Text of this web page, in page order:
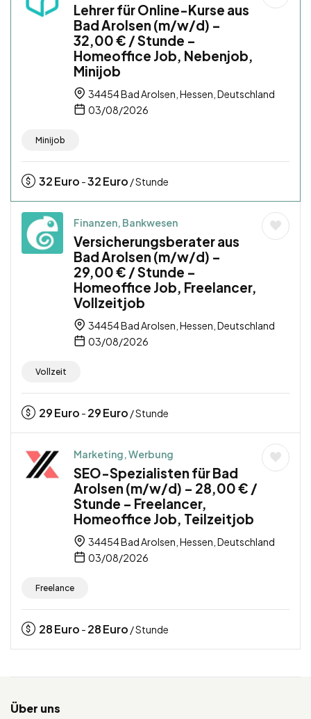
Lehrer für Online-Kurse aus
Bad Arolsen (m/w/d) –
32,00 € / Stunde –
Homeoffice Job, Nebenjob,
Minijob
34454 Bad Arolsen, Hessen, Deutschland
03/08/2026
Minijob
32Euro -32Euro / Stunde
Finanzen, Bankwesen
Versicherungsberater aus
Bad Arolsen (m/w/d) –
29,00 € / Stunde –
Homeoffice Job, Freelancer,
Vollzeitjob
34454 Bad Arolsen, Hessen, Deutschland
03/08/2026
Vollzeit
29Euro - 29Euro / Stunde
Marketing, Werbung
SEO-Spezialisten für Bad
Arolsen (m/w/d) – 28,00 € /
Stunde – Freelancer,
Homeoffice Job, Teilzeitjob
34454 Bad Arolsen, Hessen, Deutschland
03/08/2026
Freelance
28Euro - 28Euro / Stunde
Über uns